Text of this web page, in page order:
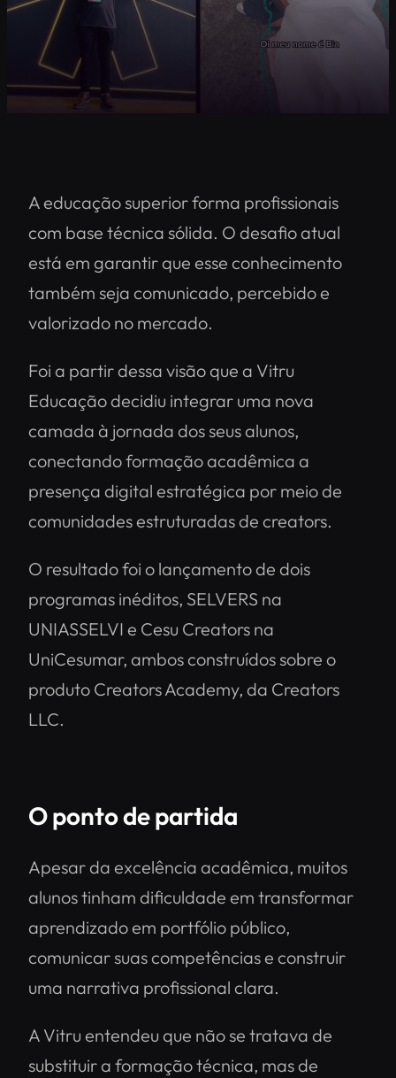
A educação superior forma profissionais
com base técnica sólida. O desafio atual
está em garantir que esse conhecimento
também seja comunicado, percebido e
valorizado no mercado.
Foi a partir dessa visão que a Vitru
Educação decidiu integrar uma nova
camada à jornada dos seus alunos,
conectando formação acadêmica a
presença digital estratégica por meio de
comunidades estruturadas de creators.
O resultado foi o lançamento de dois
programas inéditos, SELVERS na
UNIASSELVI e Cesu Creators na
UniCesumar, ambos construídos sobre o
produto Creators Academy, da Creators
LLC.
O ponto de partida
Apesar da excelência acadêmica, muitos
alunos tinham dificuldade em transformar
aprendizado em portfólio público,
comunicar suas competências e construir
uma narrativa profissional clara.
A Vitru entendeu que não se tratava de
substituir a formação técnica, mas de